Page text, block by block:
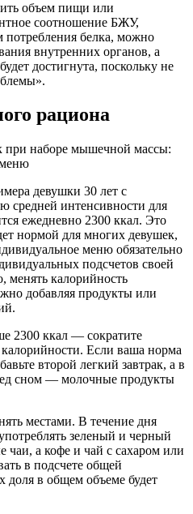
объем пищи или
соотношение БЖУ,
потребления белка, можно
внутренних органов, а
достигнута, поскольку не
рациона
девушки 30 лет с
средней интенсивности для
ежедневно 2300 ккал. Это
нормой для многих девушек,
меню обязательно
подсчетов своей
менять калорийность
добавляя продукты или
2300 ккал — сократите
Если ваша норма
второй легкий завтрак, а в
сном — молочные продукты
местами. В течение дня
зеленый и черный
чаи, а кофе и чай с сахаром или
в подсчете общей
доля в общем объеме будет